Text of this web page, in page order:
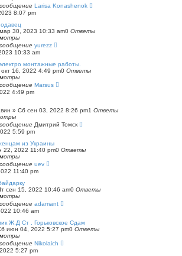
Larisa Konashenok
8:07 pm
30, 2023 10:33 am0 Ответы
yurezz
10:33 am
монтажные работы.
16, 2022 4:49 pm0 Ответы
Marsus
4:49 pm
» Сб сен 03, 2022 8:26 pm1 Ответы
Дмитрий Томск
5:59 pm
из Украины
22, 2022 11:40 pm0 Ответы
uev
11:40 pm
сен 15, 2022 10:46 am0 Ответы
adamant
10:46 am
Ж.Д Ст . Горьковское Сдам
июн 04, 2022 5:27 pm0 Ответы
Nikolaich
5:27 pm